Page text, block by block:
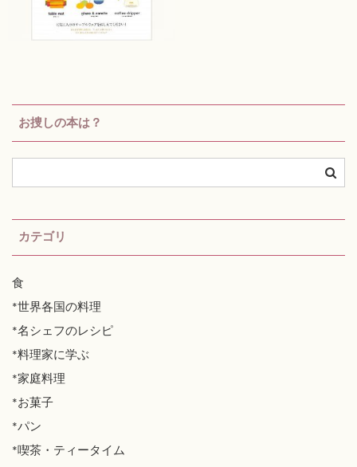
お捜しの本は？
カテゴリ
食
*世界各国の料理
*名シェフのレシピ
*料理家に学ぶ
*家庭料理
*お菓子
*パン
*喫茶・ティータイム